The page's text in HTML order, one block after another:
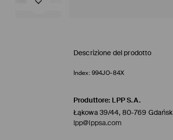
Descrizione del prodotto
Index: 994JO-84X
Produttore: LPP S.A.
Łąkowa 39/44, 80-769 Gdańsk
lpp@lppsa.com